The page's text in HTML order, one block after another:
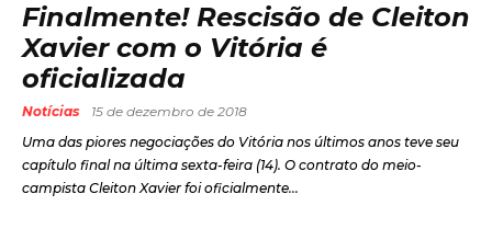
Finalmente! Rescisão de Cleiton
Xavier com o Vitória é
oficializada
Notícias
15 de dezembro de 2018
Uma das piores negociações do Vitória nos últimos anos teve seu
capítulo final na última sexta-feira (14). O contrato do meio-
campista Cleiton Xavier foi oficialmente...